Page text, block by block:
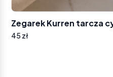
45 zł